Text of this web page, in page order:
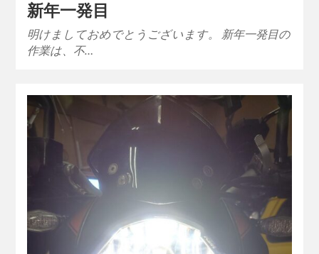
新年一発目
明けましておめでとうございます。 新年一発目の
作業は、不…